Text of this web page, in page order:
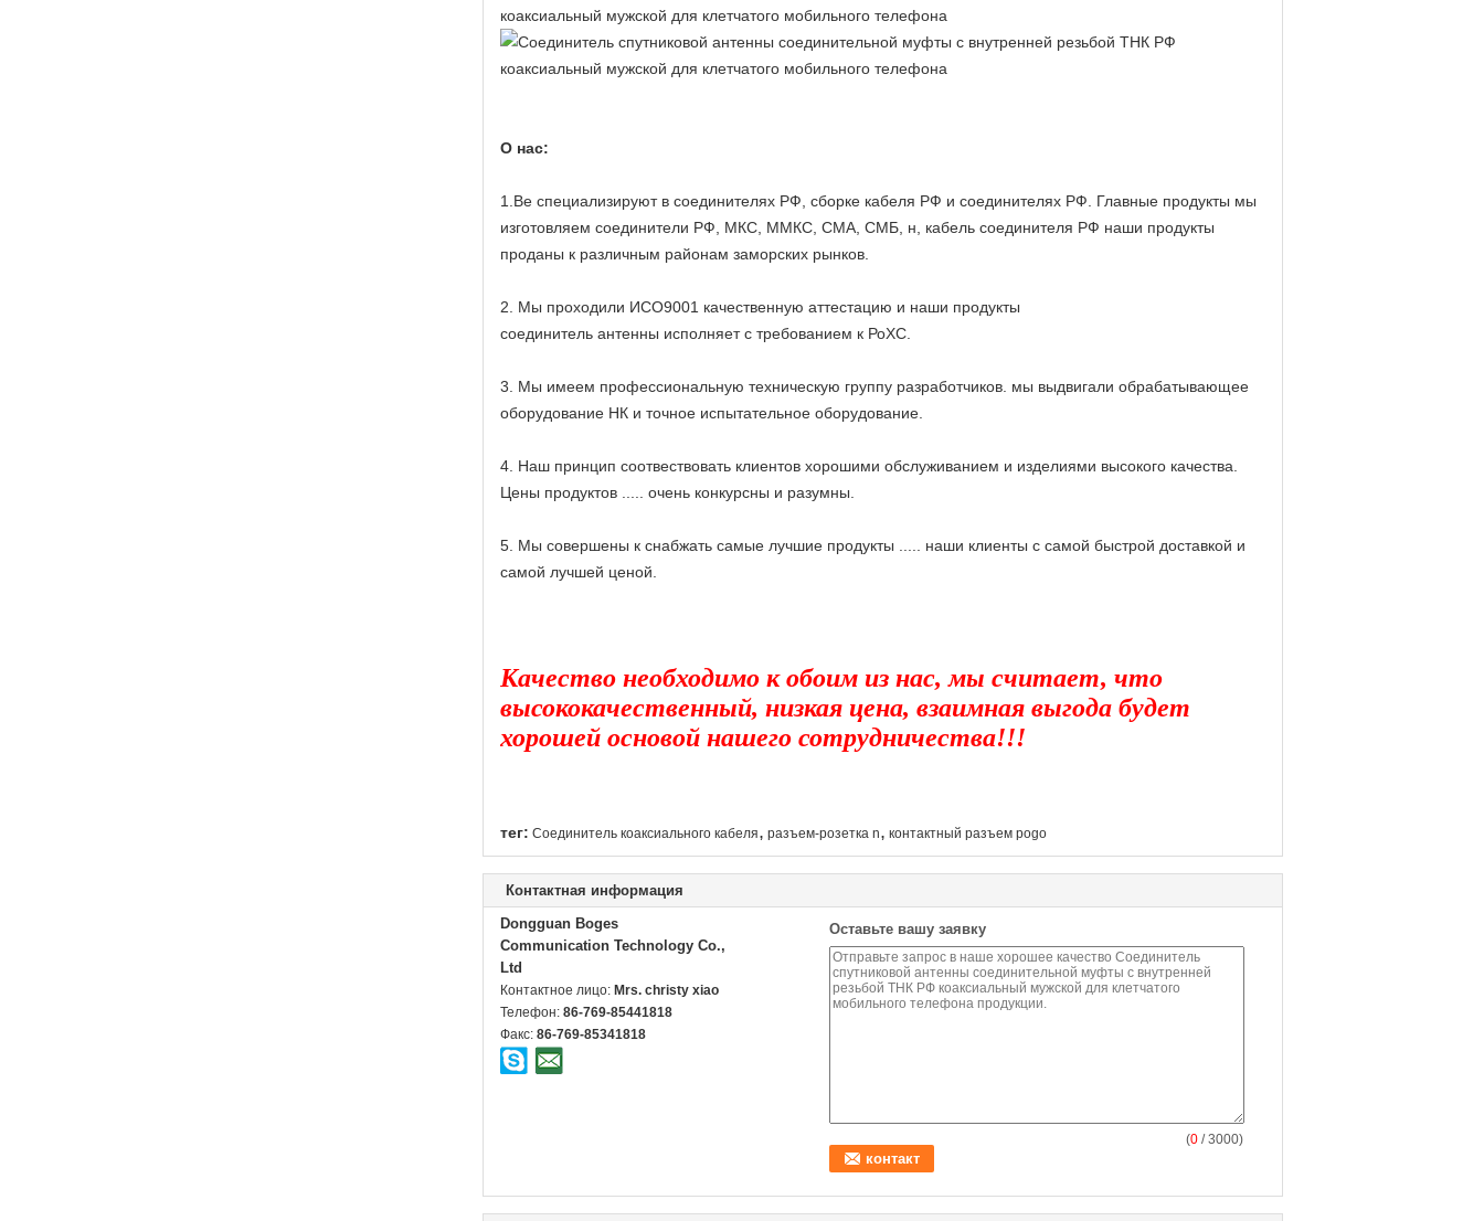
О нас:
1.Ве специализируют в соединителях РФ, сборке кабеля РФ и соединителях РФ. Главные продукты мы
изготовляем соединители РФ, МКС, ММКС, СМА, СМБ, н, кабель соединителя РФ наши продукты
проданы к различным районам заморских рынков.
2. Мы проходили ИСО9001 качественную аттестацию и наши продукты
соединитель антенны исполняет с требованием к РоХС.
3. Мы имеем профессиональную техническую группу разработчиков. мы выдвигали обрабатывающее
оборудование НК и точное испытательное оборудование.
4. Наш принцип соотвествовать клиентов хорошими обслуживанием и изделиями высокого качества.
Цены продуктов ..... очень конкурсны и разумны.
5. Мы совершены к снабжать самые лучшие продукты ..... наши клиенты с самой быстрой доставкой и
самой лучшей ценой.
Качество необходимо к обоим из нас, мы считает, что
высококачественный, низкая цена, взаимная выгода будет
хорошей основой нашего сотрудничества!!!
тег: Соединитель коаксиального кабеля, разъем-розетка n, контактный разъем pogo
Контактная информация
Dongguan Boges
Communication Technology Co.,
Ltd
Контактное лицо: Mrs. christy xiao
Телефон: 86-769-85441818
Факс: 86-769-85341818
Оставьте вашу заявку
(0 / 3000)